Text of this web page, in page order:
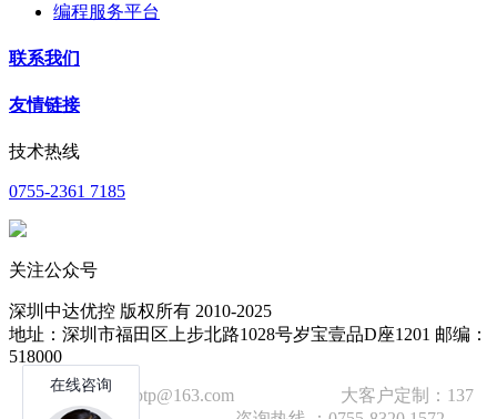
编程服务平台
联系我们
友情链接
技术热线
0755-2361 7185
关注公众号
深圳中达优控 版权所有 2010-2025
地址：深圳市福田区上步北路1028号岁宝壹品D座1201 邮编：
518000
技术邮箱：wzbtp@163.com 大客户定制：137